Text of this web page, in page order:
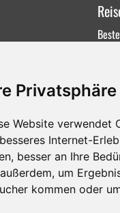
Website verwendet
Internet-
besser an Ihre
um
kommen oder